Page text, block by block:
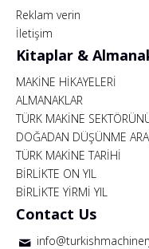
Reklam verin
İletişim
Kitaplar &
MAKİNE HİKAYELERİ
ALMANAKLAR
TÜRK MAKİNE
DOĞADAN DÜŞÜNME
TÜRK MAKİNE TARİHİ
BİRLİKTE ON YIL
BİRLİKTE YİRMİ YIL
Contact Us